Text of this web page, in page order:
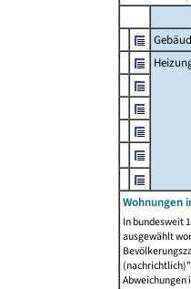
Wohnungen
In bundesweit
ausgewählt
Abweichungen